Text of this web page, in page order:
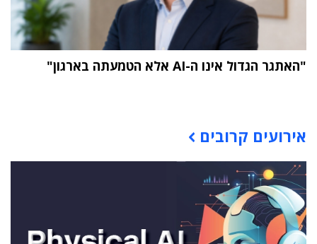
"האתגר הגדול אינו ה-AI אלא הטמעתה בארגון"
אירועים קרובים